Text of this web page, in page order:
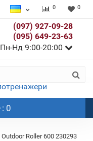
0 0
(097) 927-09-28
(095) 649-23-63
Пн-Нд 9:00-20:00
: 0
Roller 600 230293